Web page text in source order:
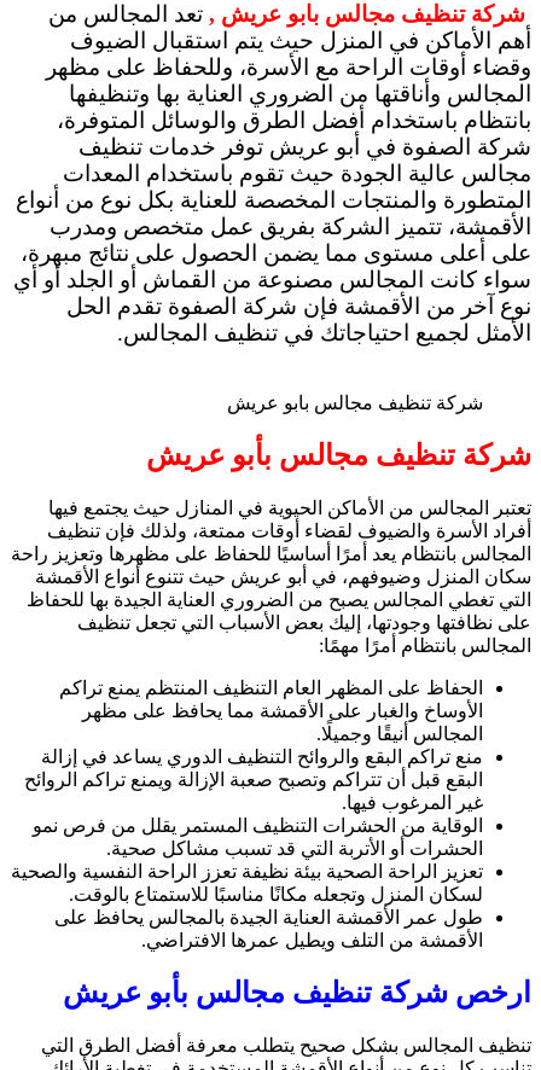
شركة تنظيف مجالس بابو عريش , تعد المجالس من
أهم الأماكن في المنزل حيث يتم استقبال الضيوف
وقضاء أوقات الراحة مع الأسرة، وللحفاظ على مظهر
المجالس وأناقتها من الضروري العناية بها وتنظيفها
بانتظام باستخدام أفضل الطرق والوسائل المتوفرة،
شركة الصفوة في أبو عريش توفر خدمات تنظيف
مجالس عالية الجودة حيث تقوم باستخدام المعدات
المتطورة والمنتجات المخصصة للعناية بكل نوع من أنواع
الأقمشة، تتميز الشركة بفريق عمل متخصص ومدرب
على أعلى مستوى مما يضمن الحصول على نتائج مبهرة،
سواء كانت المجالس مصنوعة من القماش أو الجلد أو أي
نوع آخر من الأقمشة فإن شركة الصفوة تقدم الحل
الأمثل لجميع احتياجاتك في تنظيف المجالس.
شركة تنظيف مجالس بابو عريش
شركة تنظيف مجالس بأبو عريش
تعتبر المجالس من الأماكن الحيوية في المنازل حيث يجتمع فيها
أفراد الأسرة والضيوف لقضاء أوقات ممتعة، ولذلك فإن تنظيف
المجالس بانتظام يعد أمرًا أساسيًا للحفاظ على مظهرها وتعزيز راحة
سكان المنزل وضيوفهم، في أبو عريش حيث تتنوع أنواع الأقمشة
التي تغطي المجالس يصبح من الضروري العناية الجيدة بها للحفاظ
على نظافتها وجودتها، إليك بعض الأسباب التي تجعل تنظيف
المجالس بانتظام أمرًا مهمًا:
الحفاظ على المظهر العام التنظيف المنتظم يمنع تراكم
الأوساخ والغبار على الأقمشة مما يحافظ على مظهر
المجالس أنيقًا وجميلًا.
منع تراكم البقع والروائح التنظيف الدوري يساعد في إزالة
البقع قبل أن تتراكم وتصبح صعبة الإزالة ويمنع تراكم الروائح
غير المرغوب فيها.
الوقاية من الحشرات التنظيف المستمر يقلل من فرص نمو
الحشرات أو الأتربة التي قد تسبب مشاكل صحية.
تعزيز الراحة الصحية بيئة نظيفة تعزز الراحة النفسية والصحية
لسكان المنزل وتجعله مكانًا مناسبًا للاستمتاع بالوقت.
طول عمر الأقمشة العناية الجيدة بالمجالس يحافظ على
الأقمشة من التلف ويطيل عمرها الافتراضي.
ارخص شركة تنظيف مجالس بأبو عريش
تنظيف المجالس بشكل صحيح يتطلب معرفة أفضل الطرق التي